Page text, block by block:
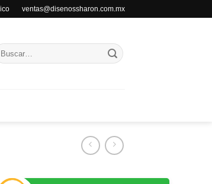
ventas@disenossharon.com.mx